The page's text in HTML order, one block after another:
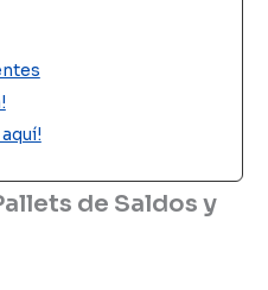
de Saldos y